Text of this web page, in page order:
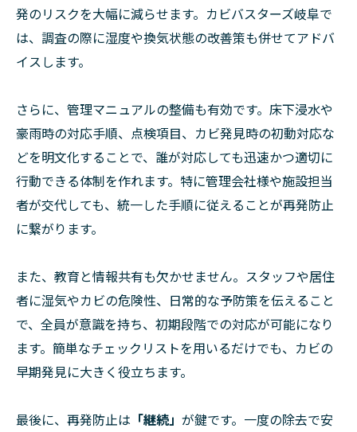
発のリスクを大幅に減らせます。カビバスターズ岐阜で
は、調査の際に湿度や換気状態の改善策も併せてアドバ
イスします。
さらに、管理マニュアルの整備も有効です。床下浸水や
豪雨時の対応手順、点検項目、カビ発見時の初動対応な
どを明文化することで、誰が対応しても迅速かつ適切に
行動できる体制を作れます。特に管理会社様や施設担当
者が交代しても、統一した手順に従えることが再発防止
に繋がります。
また、教育と情報共有も欠かせません。スタッフや居住
者に湿気やカビの危険性、日常的な予防策を伝えること
で、全員が意識を持ち、初期段階での対応が可能になり
ます。簡単なチェックリストを用いるだけでも、カビの
早期発見に大きく役立ちます。
最後に、再発防止は 「継続」 が鍵です。一度の除去で安